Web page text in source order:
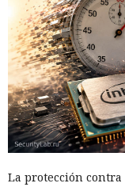
La protección contra